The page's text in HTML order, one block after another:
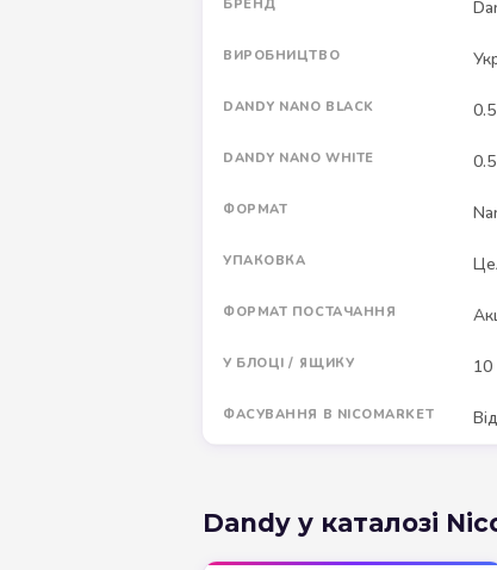
БРЕНД
ВИРОБНИЦТВО
DANDY NANO BLACK
DANDY NANO WHITE
ФОРМАТ
УПАКОВКА
ФОРМАТ ПОСТАЧАННЯ
У БЛОЦІ / ЯЩИКУ 10
ФАСУВАННЯ В NICOMARKET
Dandy у каталозі